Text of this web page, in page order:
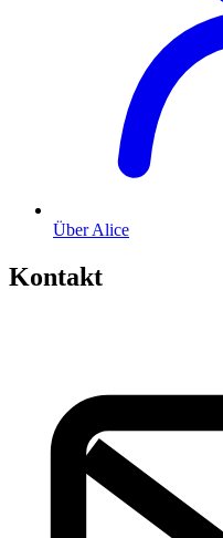
Über Alice
Kontakt